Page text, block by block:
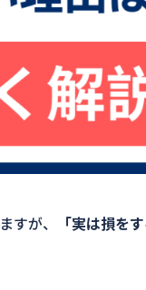
が、
「実は損を